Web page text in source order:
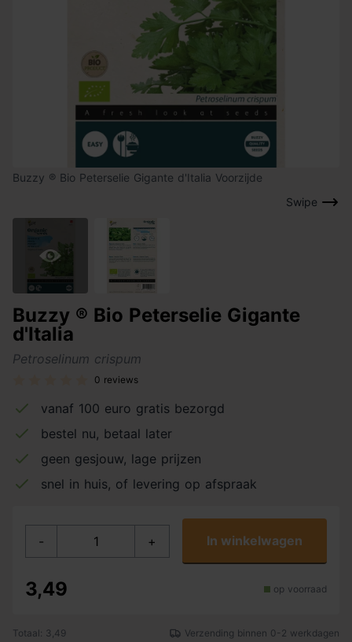
Swipe
Buzzy ® Bio Peterselie Gigante d'Italia Voorzijde
Buzzy ® Bio Peterselie Gigante
d'Italia
Petroselinum crispum
0 reviews
vanaf 100 euro gratis bezorgd
bestel nu, betaal later
geen gesjouw, lage prijzen
snel in huis, of levering op afspraak
- + In winkelwagen
3,49 op voorraad
Totaal: 3,49 Verzending binnen 0-2 werkdagen